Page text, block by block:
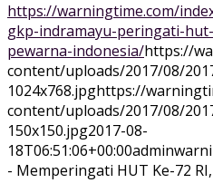
https://warningtime.com/
gkp-indramayu-peringati-
pewarna-indonesia/https://
content/uploads/2017/08/
1024x768.jpghttps://
content/uploads/2017/08/
150x150.jpg2017-08-
18T06:51:06+00:00
- Memperingati HUT Ke-72